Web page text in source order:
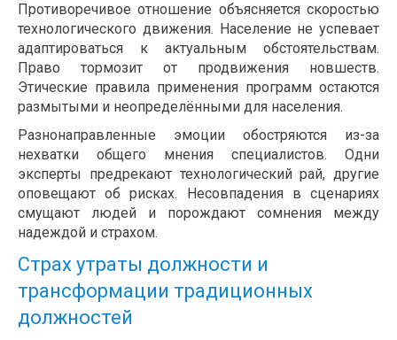
Противоречивое отношение объясняется скоростью
технологического движения. Население не успевает
адаптироваться к актуальным обстоятельствам.
Право тормозит от продвижения новшеств.
Этические правила применения программ остаются
размытыми и неопределёнными для населения.
Разнонаправленные эмоции обостряются из-за
нехватки общего мнения специалистов. Одни
эксперты предрекают технологический рай, другие
оповещают об рисках. Несовпадения в сценариях
смущают людей и порождают сомнения между
надеждой и страхом.
Страх утраты должности и
трансформации традиционных
должностей